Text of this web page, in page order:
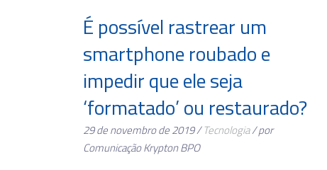
É possível rastrear um
smartphone roubado e
impedir que ele seja
‘formatado’ ou restaurado?
29 de novembro de 2019 /Tecnologia/ por
Comunicação Krypton BPO